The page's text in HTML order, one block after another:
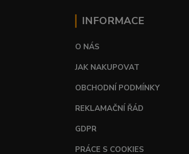
INFORMACE
O NÁS
JAK NAKUPOVAT
OBCHODNÍ PODMÍNKY
REKLAMAČNÍ ŘÁD
GDPR
PRÁCE S COOKIES